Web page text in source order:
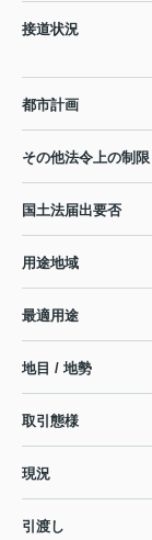
接道状況
都市計画
その他法令上の制限
国土法届出要否
用途地域
最適用途
地目 / 地勢
取引態様
現況
引渡し